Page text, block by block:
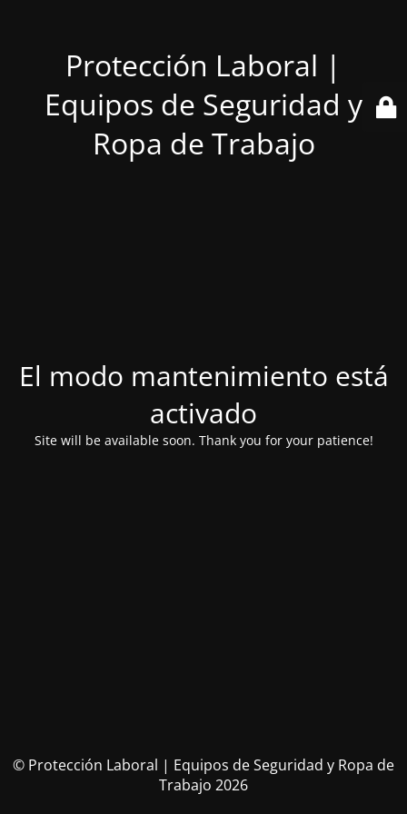
Protección Laboral |
Equipos de Seguridad y
Ropa de Trabajo
El modo mantenimiento está
activado
Site will be available soon. Thank you for your patience!
© Protección Laboral | Equipos de Seguridad y Ropa de
Trabajo 2026